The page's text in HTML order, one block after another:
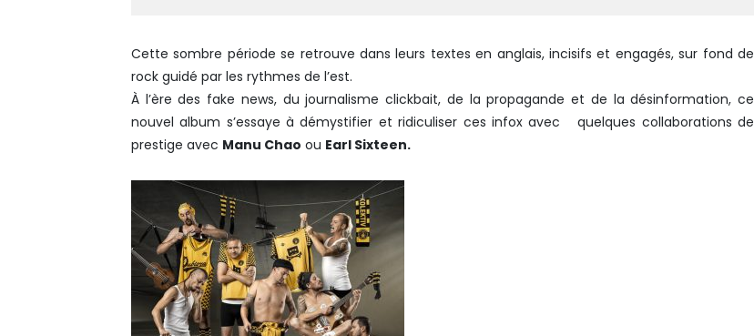
Cette sombre période se retrouve dans leurs textes en anglais, incisifs et engagés, sur fond de
rock guidé par les rythmes de l’est.
À l’ère des fake news, du journalisme clickbait, de la propagande et de la désinformation, ce
nouvel album s’essaye à démystifier et ridiculiser ces infox avec quelques collaborations de
prestige avec Manu Chao ou Earl Sixteen.